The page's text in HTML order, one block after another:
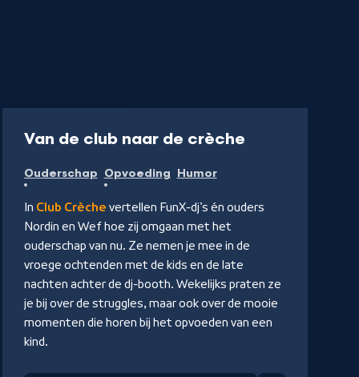
Van de club naar de crèche-
Luister
Ouderschap Opvoeding Humor
In Club Crèche vertellen FunX-dj’s én ouders
Nordin en Wef hoe zij omgaan met het
ouderschap van nu. Ze nemen je mee in de
vroege ochtenden met de kids en de late
nachten achter de dj-booth. Wekelijks praten ze
je bij over de struggles, maar ook over de mooie
momenten die horen bij het opvoeden van een
kind.